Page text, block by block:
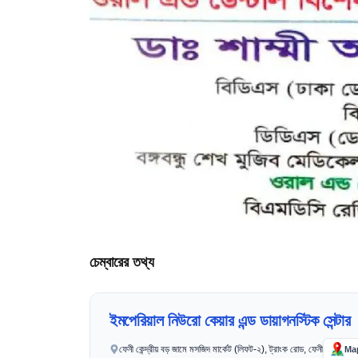
চেম্বারের তথ্য
ইমপেরিয়াল নিউরো কেয়ার এন্ড ডায়াগনস্টিক সেন্টার
ফেনী কেন্দ্রীয় বড় জামে মসজিদ মার্কেট (লিফট-২), ট্রাংক রোড, ফেনী